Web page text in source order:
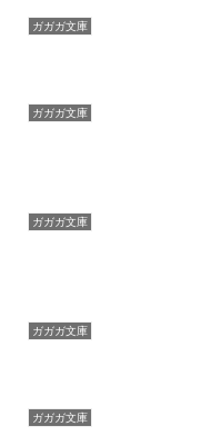
ガガガ文庫
ガガガ文庫
ガガガ文庫
ガガガ文庫
ガガガ文庫